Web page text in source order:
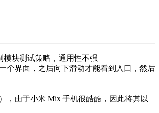
模块测试策略，通用性不强
个界面，之后向下滑动才能看到入口，然后
，由于小米 Mix 手机很酷酷，因此将其以